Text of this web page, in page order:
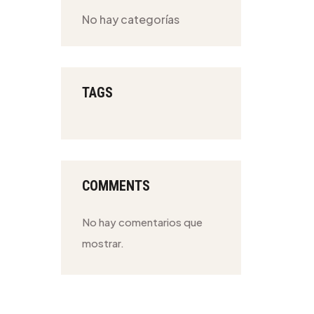
No hay categorías
TAGS
COMMENTS
No hay comentarios que
mostrar.